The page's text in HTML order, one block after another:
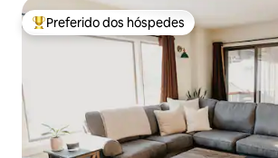
Entre os melhores preferidos dos hóspedes
Preferido dos hóspedes